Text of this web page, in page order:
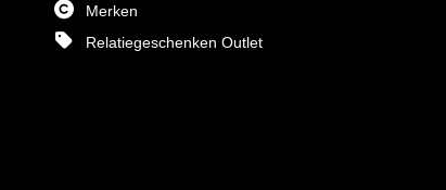
Merken
Relatiegeschenken Outlet